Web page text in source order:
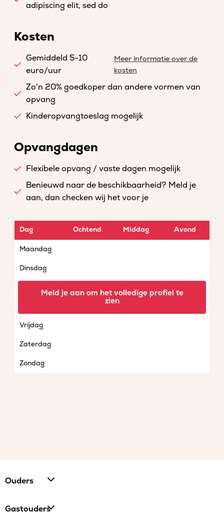
adipiscing elit, sed do
Kosten
Gemiddeld 5-10
euro/uur
Meer informatie over de
kosten
Zo'n 20% goedkoper dan andere vormen van
opvang
Kinderopvangtoeslag mogelijk
Opvangdagen
Flexibele opvang / vaste dagen mogelijk
Benieuwd naar de beschikbaarheid? Meld je
aan, dan checken wij het voor je
Dag Ochtend Middag Avond
Maandag
Dinsdag
Vrijdag
Zaterdag
Zondag
Meld je aan om het volledige profiel te
zien
Ouders
Gastouders